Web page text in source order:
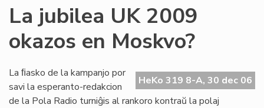
La jubilea UK 2009
okazos en Moskvo?
HeKo 319 8-A, 30 dec 06
La ﬁasko de la kampanjo por
savi la esperanto-redakcion
de la Pola Radio turniĝis al rankoro kontraŭ la polaj